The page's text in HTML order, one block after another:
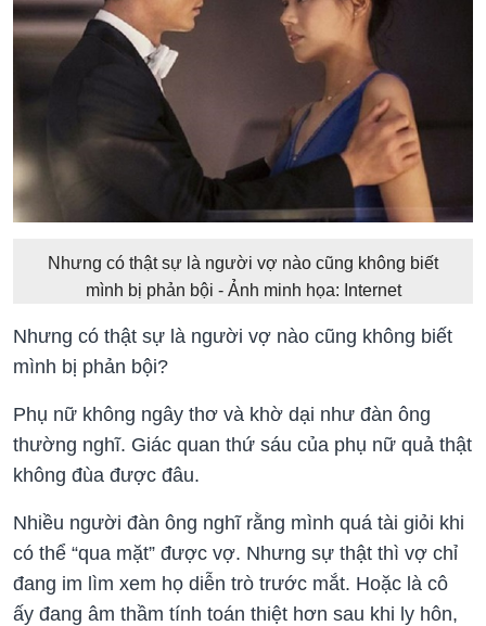
Nhưng có thật sự là người vợ nào cũng không biết
mình bị phản bội - Ảnh minh họa: Internet
Nhưng có thật sự là người vợ nào cũng không biết
mình bị phản bội?
Phụ nữ không ngây thơ và khờ dại như đàn ông
thường nghĩ. Giác quan thứ sáu của phụ nữ quả thật
không đùa được đâu.
Nhiều người đàn ông nghĩ rằng mình quá tài giỏi khi
có thể “qua mặt” được vợ. Nhưng sự thật thì vợ chỉ
đang im lìm xem họ diễn trò trước mắt. Hoặc là cô
ấy đang âm thầm tính toán thiệt hơn sau khi ly hôn,